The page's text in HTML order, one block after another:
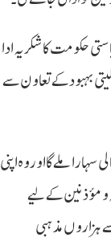
حکومت کا شکریہ ادا
بہبود کے تعاون سے
ملے گا اور وہ اپنی
و مؤذنین کے لیے
ہزاروں مذہبی